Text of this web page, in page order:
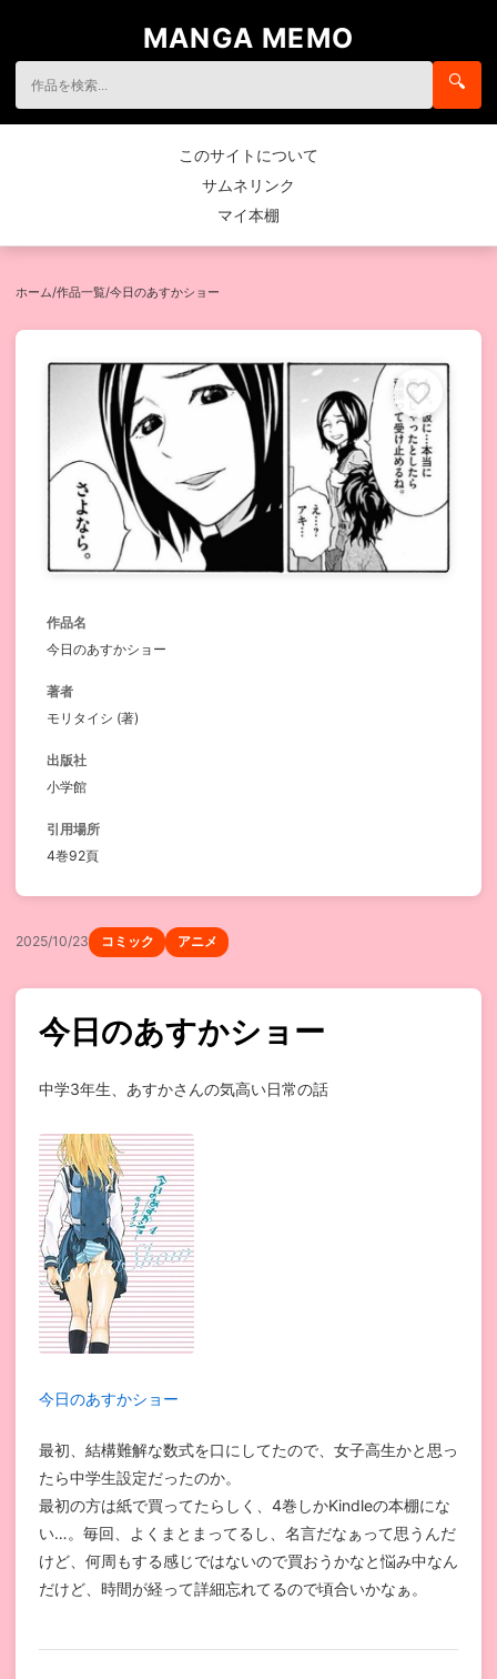
MANGA MEMO
🔍
このサイトについて
サムネリンク
マイ本棚
ホーム/作品一覧/今日のあすかショー
作品名
今日のあすかショー
著者
モリタイシ (著)
出版社
小学館
引用場所
4巻92頁
2025/10/23 コミック アニメ
今日のあすかショー
中学3年生、あすかさんの気高い日常の話
今日のあすかショー
最初、結構難解な数式を口にしてたので、女子高生かと思っ
たら中学生設定だったのか。
最初の方は紙で買ってたらしく、4巻しかKindleの本棚にな
い…。毎回、よくまとまってるし、名言だなぁって思うんだ
けど、何周もする感じではないので買おうかなと悩み中なん
だけど、時間が経って詳細忘れてるので頃合いかなぁ。